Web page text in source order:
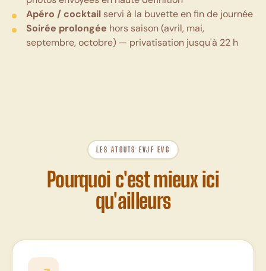
Apéro / cocktail servi à la buvette en fin de journée
Soirée prolongée hors saison (avril, mai,
septembre, octobre) — privatisation jusqu'à 22 h
LES ATOUTS EVJF EVG
Pourquoi c'est mieux ici
qu'ailleurs